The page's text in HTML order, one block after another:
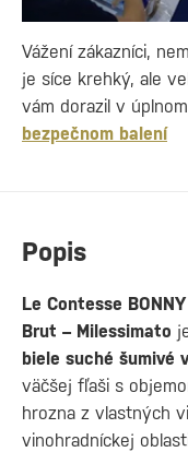
Popis
Le Contesse
Brut – Milessimato
biele suché šumivé
väčšej fľaši s
hrozna z vlastných
vinohradníckej
Vážení zákazníci,
je síce krehký, ale
vám dorazil v
bezpečnom balení